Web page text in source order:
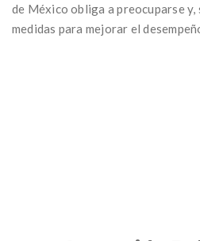
de México obliga a preocuparse
medidas para mejorar el